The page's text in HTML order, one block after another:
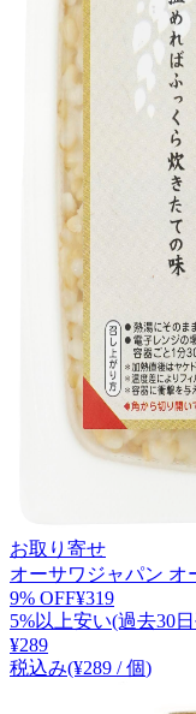
お取り寄せ
オーサワジャパン オ
9% OFF¥319
5%以上安い(過去30
¥289
税込み(¥289 / 個)